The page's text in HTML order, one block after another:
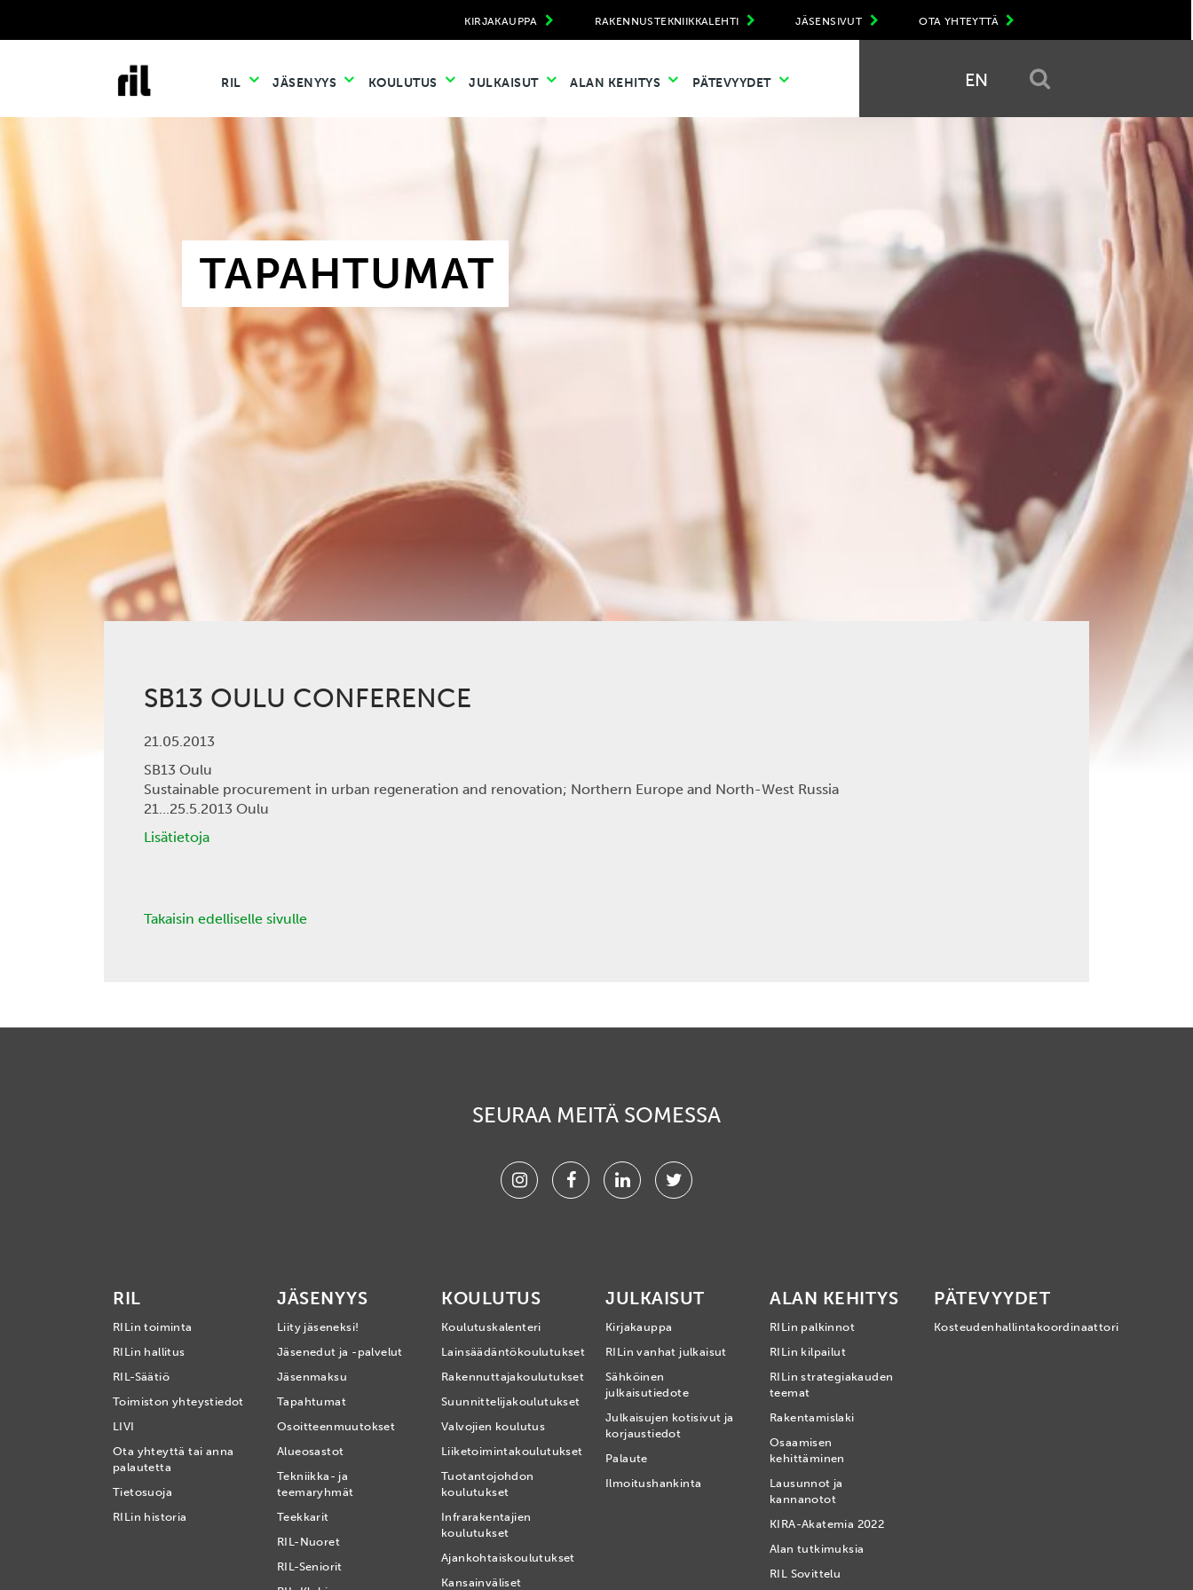
OTA YHTEYTTÄ
JÄSENSIVUT
RAKENNUSTEKNIIKKALEHTI
KIRJAKAUPPA
RIL JÄSENYYS KOULUTUS JULKAISUT ALAN KEHITYS PÄTEVYYDET EN
TAPAHTUMAT
SB13 OULU CONFERENCE
21.05.2013
SB13 Oulu
Sustainable procurement in urban regeneration and renovation; Northern Europe and North-West Russia
21...25.5.2013 Oulu
Lisätietoja
Takaisin edelliselle sivulle
SEURAA MEITÄ SOMESSA
InstagramFacebookLinkedinTwitter
RIL
RILin toiminta
RILin hallitus
RIL-Säätiö
Toimiston yhteystiedot
LIVI
Ota yhteyttä tai anna
palautetta
Tietosuoja
RILin historia
JÄSENYYS
Liity jäseneksi!
Jäsenedut ja -palvelut
Jäsenmaksu
Tapahtumat
Osoitteenmuutokset
Alueosastot
Tekniikka- ja
teemaryhmät
Teekkarit
RIL-Nuoret
RIL-Seniorit
KOULUTUS
Koulutuskalenteri
Lainsäädäntökoulutukset
Rakennuttajakoulutukset
Suunnittelijakoulutukset
Valvojien koulutus
Liiketoimintakoulutukset
Tuotantojohdon
koulutukset
Infrarakentajien
koulutukset
Ajankohtaiskoulutukset
Kansainväliset
JULKAISUT
Kirjakauppa
RILin vanhat julkaisut
Sähköinen
julkaisutiedote
Julkaisujen kotisivut ja
korjaustiedot
Palaute
Ilmoitushankinta
ALAN KEHITYS
RILin palkinnot
RILin kilpailut
RILin strategiakauden
teemat
Rakentamislaki
Osaamisen
kehittäminen
Lausunnot ja
kannanotot
KIRA-Akatemia 2022
Alan tutkimuksia
RIL Sovittelu
PÄTEVYYDET
Kosteudenhallintakoordinaattori